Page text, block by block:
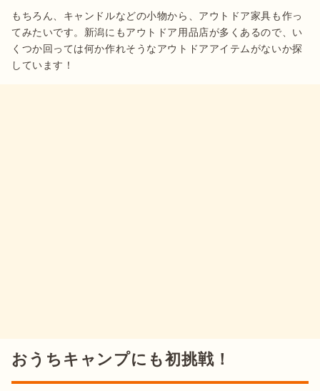
もちろん、キャンドルなどの小物から、アウトドア家具も作っ
てみたいです。新潟にもアウトドア用品店が多くあるので、い
くつか回っては何か作れそうなアウトドアアイテムがないか探
しています！
おうちキャンプにも初挑戦！